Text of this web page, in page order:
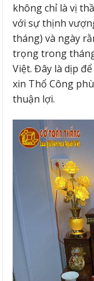
không chỉ là vị
với sự thịnh
tháng) và ngày
trọng trong
Việt. Đây là dịp
xin Thổ Công
thuận lợi.